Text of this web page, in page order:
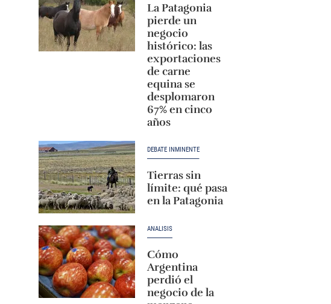
La Patagonia
pierde un
negocio
histórico: las
exportaciones
de carne
equina se
desplomaron
67% en cinco
años
DEBATE INMINENTE
Tierras sin
límite: qué pasa
en la Patagonia
ANÁLISIS
Cómo
Argentina
perdió el
negocio de la